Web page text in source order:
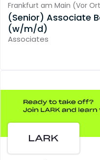
Frankfurt am Main (Vor Ort
(Senior) Associate
(w/m/d)
Associates